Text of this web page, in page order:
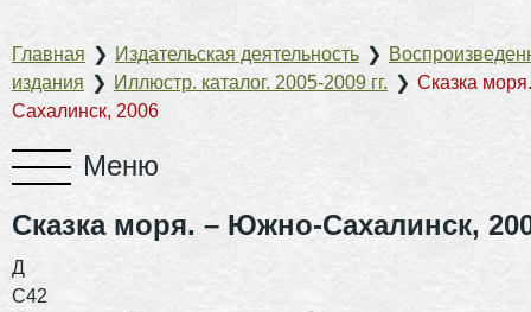
Главная ❯ Издательская деятельность ❯
издания ❯ Иллюстр. каталог. 2005-2009 гг. ❯ Сказка
Сахалинск, 2006
Сказка моря. – Южно-Сахалинск,
Д
С42